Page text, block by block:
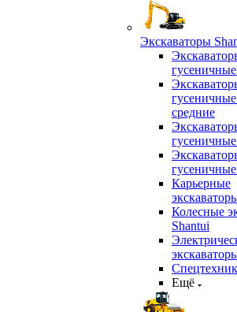
Экскаваторы
средние
Карьерные
Колесные
Shantui
Ещё